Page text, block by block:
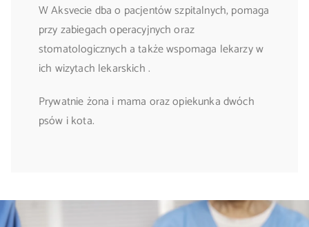
W Aksvecie dba o pacjentów szpitalnych, pomaga
przy zabiegach operacyjnych oraz
stomatologicznych a także wspomaga lekarzy w
ich wizytach lekarskich .
Prywatnie żona i mama oraz opiekunka dwóch
psów i kota.